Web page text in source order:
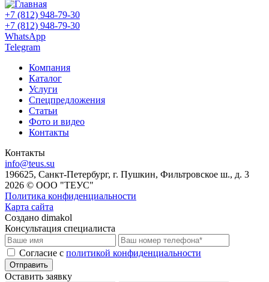
+7 (812) 948-79-30
+7 (812) 948-79-30
WhatsApp
Telegram
Компания
Каталог
Услуги
Спецпредложения
Статьи
Фото и видео
Контакты
Контакты
info@teus.su
196625, Санкт-Петербург, г. Пушкин, Фильтровское ш., д. 3
2026 © ООО "ТЕУС"
Политика конфиденциальности
Карта сайта
Создано dimakol
Консультация специалиста
Cогласие с политикой конфиденциальности
Отправить
Оставить заявку